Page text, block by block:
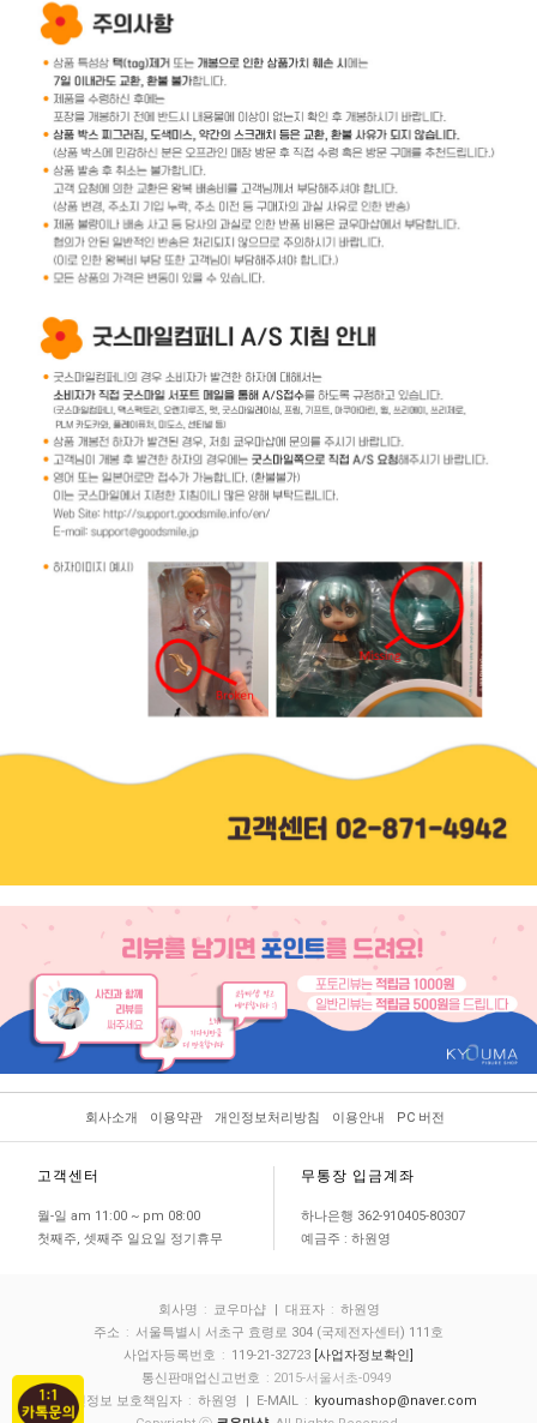
회사소개 이용약관 개인정보처리방침 이용안내 PC 버전
고객센터
월-일 am 11:00 ~ pm 08:00
첫째주, 셋째주 일요일 정기휴무
무통장 입금계좌
하나은행 362-910405-80307
예금주 : 하원영
회사명 : 쿄우마샵 | 대표자 : 하원영
주소 : 서울특별시 서초구 효령로 304 (국제전자센터) 111호
사업자등록번호 : 119-21-32723 [사업자정보확인]
통신판매업신고번호 : 2015-서울서초-0949
개인정보 보호책임자 : 하원영 | E-MAIL : kyoumashop@naver.com